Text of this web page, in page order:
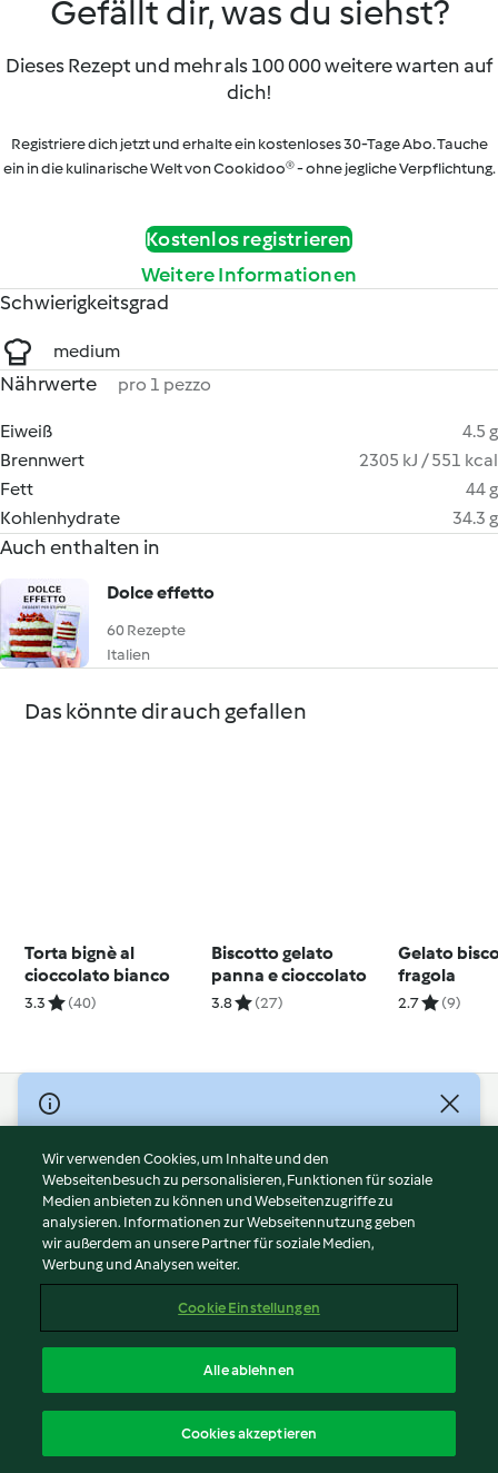
Gefällt dir, was du siehst?
Dieses Rezept und mehr als 100 000 weitere warten auf
dich!
Registriere dich jetzt und erhalte ein kostenloses 30-Tage Abo. Tauche
ein in die kulinarische Welt von Cookidoo® - ohne jegliche Verpflichtung.
Kostenlos registrieren
Weitere Informationen
Schwierigkeitsgrad
medium
Nährwerte pro 1 pezzo
Eiweiß
4.5 g
Brennwert
2305 kJ / 551 kcal
Fett
44 g
Kohlenhydrate
34.3 g
Auch enthalten in
Dolce effetto
60 Rezepte
Italien
Das könnte dir auch gefallen
Torta bignè al
cioccolato bianco
3.3 (40)
Biscotto gelato
panna e cioccolato
3.8 (27)
Gelato
fragola
2.7 (9)
© Copyright 2026
Nutzungsbedingungen
Datenschutzrichtlinien
Disclaimer
Impressum
Cookies
Abo kündigen
Erklärung zur Barrierefreiheit
Wir verwenden Cookies, um Inhalte und den
Webseitenbesuch zu personalisieren, Funktionen für soziale
Medien anbieten zu können und Webseitenzugriffe zu
analysieren. Informationen zur Webseitennutzung geben
wir außerdem an unsere Partner für soziale Medien,
Werbung und Analysen weiter.
Cookie Einstellungen
Alle ablehnen
Cookies akzeptieren